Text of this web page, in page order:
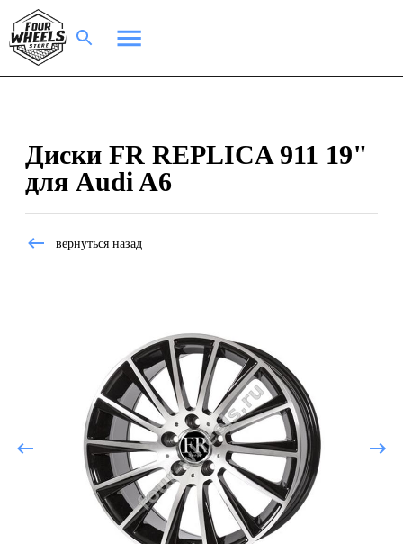
Диски FR REPLICA 911 19"
для Audi A6
вернуться назад